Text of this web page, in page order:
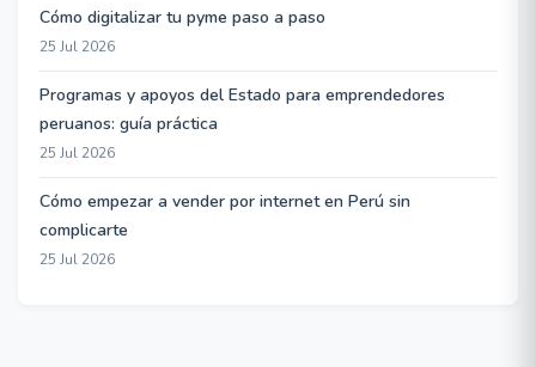
Cómo digitalizar tu pyme paso a paso
25 Jul 2026
Programas y apoyos del Estado para emprendedores
peruanos: guía práctica
25 Jul 2026
Cómo empezar a vender por internet en Perú sin
complicarte
25 Jul 2026